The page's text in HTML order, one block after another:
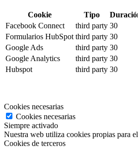
Cookie Tipo
Facebook Connect
third party 30
Formularios HubSpot third party 30
Google Ads
third party 30
Google Analytics
third party 30
Hubspot
third party 30
Cookies necesarias
Cookies necesarias
Siempre activado
Nuestra web utiliza cookies propias para
Cookies de terceros